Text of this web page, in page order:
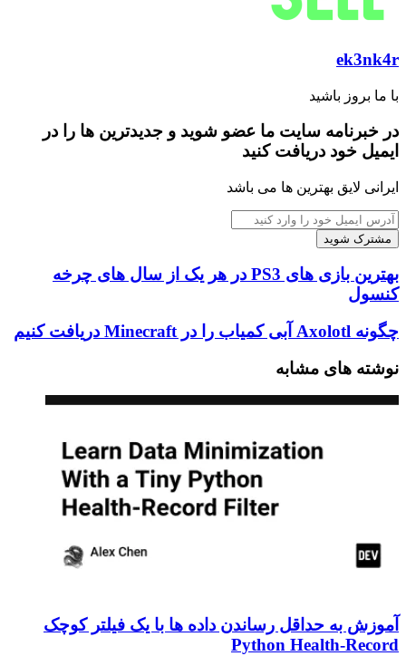
ek3nk4r
با ما بروز باشید
در خبرنامه سایت ما عضو شوید و جدیدترین ها را در
ایمیل خود دریافت کنید
ایرانی لایق بهترین ها می باشد
آدرس
ایمیل
خود
وارد
کنید
بهترین
بازی
های
PS3
در
یک
از
سال
بهترین بازی های PS3 در هر یک از سال های چرخه
کنسول
چگونه
Axolotl
آبی
کمیاب
را
چگونه Axolotl آبی کمیاب را در Minecraft دریافت کنیم
نوشته های مشابه
آموزش به حداقل رساندن داده ها با یک فیلتر کوچک
Python Health-Record